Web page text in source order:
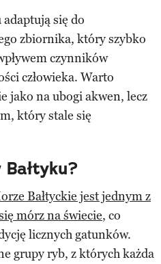
adaptują się do
zbiornika, który szybko
czynników
człowieka. Warto
jako na ubogi akwen, lecz
który stale się
Bałtyckie jest jednym z
mórz na świecie, co
licznych gatunków.
grupy ryb, z których każda